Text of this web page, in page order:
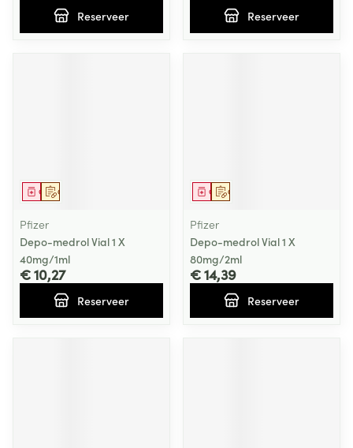
Reserveer Reserveer
Op voorschrift
Geneesmiddel
Pfizer
Depo-medrol Vial 1 X
40mg/1ml
€ 10,27
Reserveer
Op voorschrift
Geneesmiddel
Pfizer
Depo-medrol Vial 1 X
80mg/2ml
€ 14,39
Reserveer